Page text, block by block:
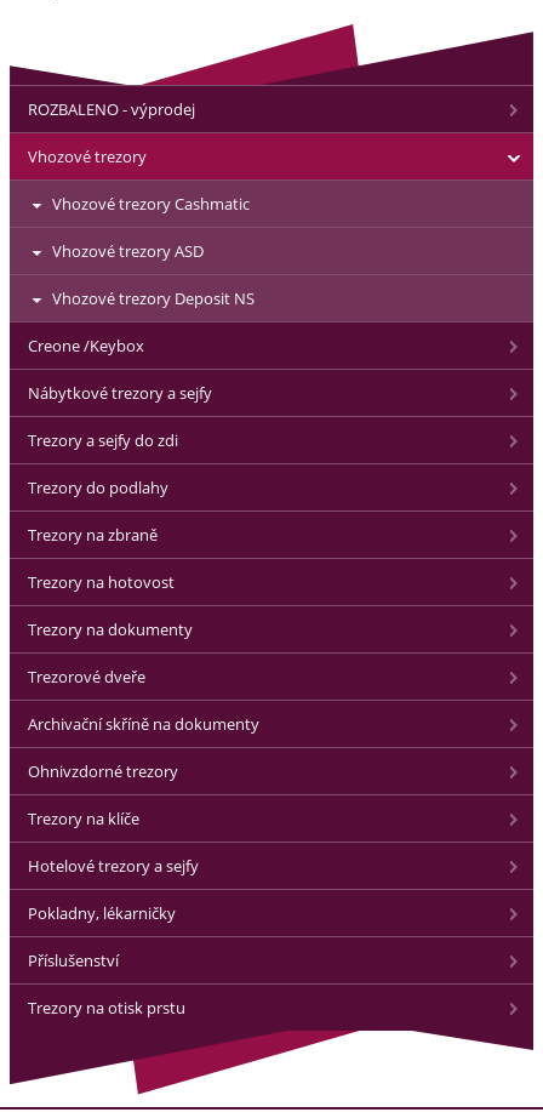
ROZBALENO - výprodej
Vhozové trezory
Vhozové trezory Cashmatic
Vhozové trezory ASD
Vhozové trezory Deposit NS
Creone /Keybox
Nábytkové trezory a sejfy
Trezory a sejfy do zdi
Trezory do podlahy
Trezory na zbraně
Trezory na hotovost
Trezory na dokumenty
Trezorové dveře
Archivační skříně na dokumenty
Ohnivzdorné trezory
Trezory na klíče
Hotelové trezory a sejfy
Pokladny, lékarničky
Příslušenství
Trezory na otisk prstu